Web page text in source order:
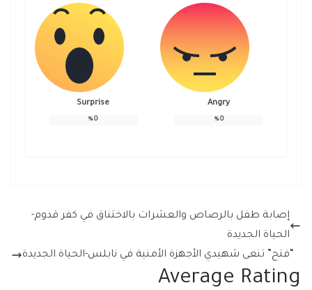
Angry
0
%
Surprise
0
%
إصابة طفل بالرصاص والعشرات بالاختناق في كفر قدوم-
الحياة الجديدة
“فتح” تنعى شهيدي الأجهزة الأمنية في نابلس-الحياة الجديدة
Average Rating